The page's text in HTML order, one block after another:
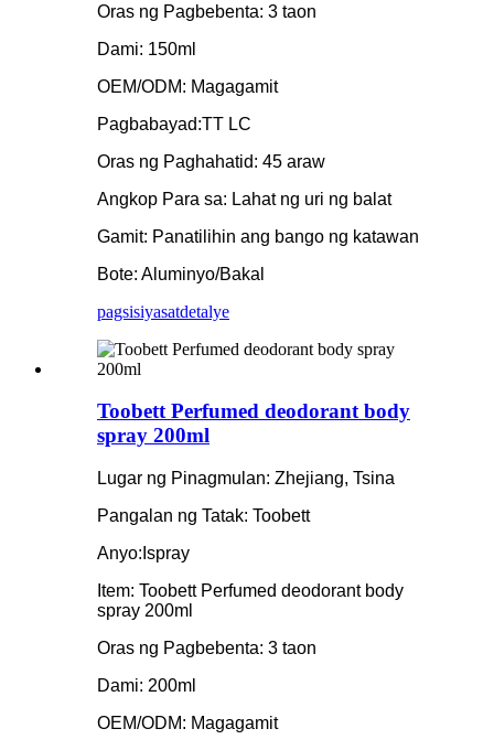
Oras ng Pagbebenta: 3 taon
Dami: 150ml
OEM/ODM: Magagamit
Pagbabayad:TT LC
Oras ng Paghahatid: 45 araw
Angkop Para sa: Lahat ng uri ng balat
Gamit: Panatilihin ang bango ng katawan
Bote: Aluminyo/Bakal
pagsisiyasatdetalye
Toobett Perfumed deodorant body
spray 200ml
Lugar ng Pinagmulan: Zhejiang, Tsina
Pangalan ng Tatak: Toobett
Anyo:Ispray
Item: Toobett Perfumed deodorant body
spray 200ml
Oras ng Pagbebenta: 3 taon
Dami: 200ml
OEM/ODM: Magagamit